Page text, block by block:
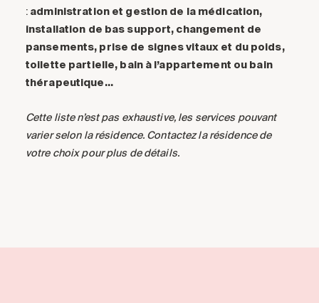
: administration et gestion de la médication,
installation de bas support, changement de
pansements, prise de signes vitaux et du poids,
toilette partielle, bain à l’appartement ou bain
thérapeutique…
Cette liste n’est pas exhaustive, les services pouvant
varier selon la résidence. Contactez la résidence de
votre choix pour plus de détails.